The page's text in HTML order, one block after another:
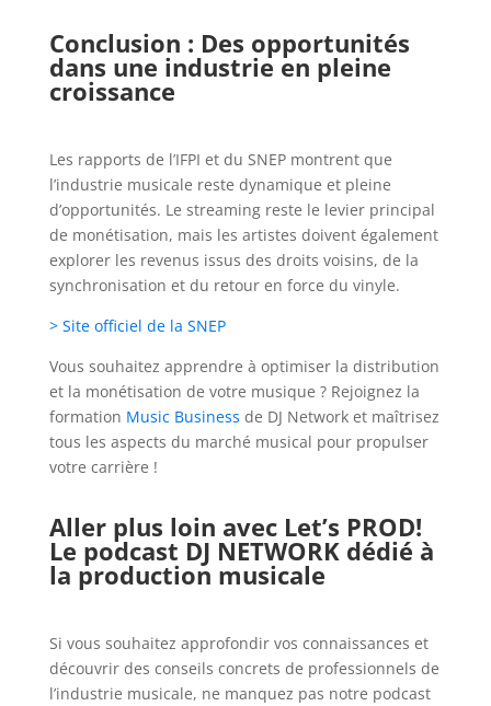
Conclusion : Des opportunités
dans une industrie en pleine
croissance
Les rapports de l’IFPI et du SNEP montrent que
l’industrie musicale reste dynamique et pleine
d’opportunités. Le streaming reste le levier principal
de monétisation, mais les artistes doivent également
explorer les revenus issus des droits voisins, de la
synchronisation et du retour en force du vinyle.
> Site officiel de la SNEP
Vous souhaitez apprendre à optimiser la distribution
et la monétisation de votre musique ? Rejoignez la
formation Music Business de DJ Network et maîtrisez
tous les aspects du marché musical pour propulser
votre carrière !
Aller plus loin avec Let’s PROD!
Le podcast DJ NETWORK dédié à
la production musicale
Si vous souhaitez approfondir vos connaissances et
découvrir des conseils concrets de professionnels de
l’industrie musicale, ne manquez pas notre podcast